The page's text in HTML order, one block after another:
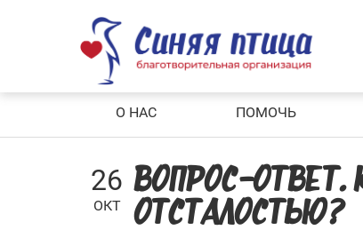
О НАС ПОМОЧЬ
26
ОКТ
ВОПРОС-ОТВЕТ.
ОТСТАЛОСТЬЮ?